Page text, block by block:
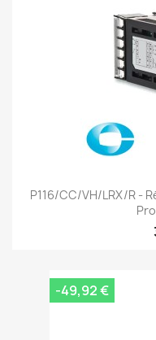
P116/CC/VH/LRX/R -
-49,92 €